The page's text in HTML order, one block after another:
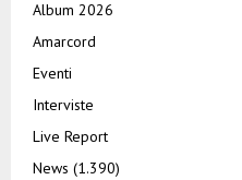
Album 2026
Amarcord
Eventi
Interviste
Live Report
News (1.390)